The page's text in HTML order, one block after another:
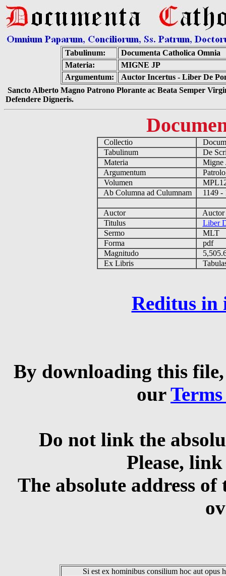
Tabulinum:
Documenta Catholica Omnia
Materia:
MIGNE JP
Argumentum:
Auctor Incertus - Liber De
Sancto Alberto Magno Patrono Plorante ac Beata Semper
Defendere Digneris.
Collectio
Tabulinum
De
Materia
Migne
Argumentum
Volumen
Ab Columna ad Culumnam
1149
Auctor
Auctor
Titulus
Liber
Sermo
MLT
Forma
pdf
Magnitudo
Ex Libris
Reditus in
By downloading this
our
Do not link the
Please,
The absolute address
Si est ex hominibus consilium hoc aut opus